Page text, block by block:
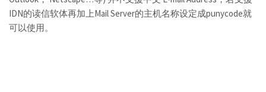
IDN的读信软体再加上Mail Server的主机名称设定成punycode就
可以使用。